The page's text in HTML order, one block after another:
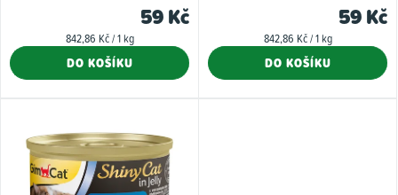
t
ů
59 Kč
Měrná
842,86 Kč / 1 kg
DO KOŠÍKU
59 Kč
Měrná
842,86 Kč / 1 kg
DO KOŠÍKU